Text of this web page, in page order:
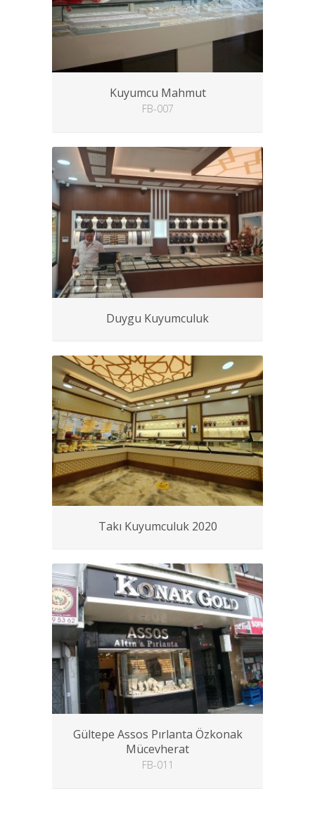
Kuyumcu Mahmut
FB-007
Duygu Kuyumculuk
Takı Kuyumculuk 2020
Gültepe Assos Pırlanta Özkonak
Mücevherat
FB-011